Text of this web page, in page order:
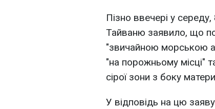
Пізно ввечері у
Тайваню заявило, що
"звичайною морською
"на порожньому місці"
сірої зони з боку
У відповідь на цю